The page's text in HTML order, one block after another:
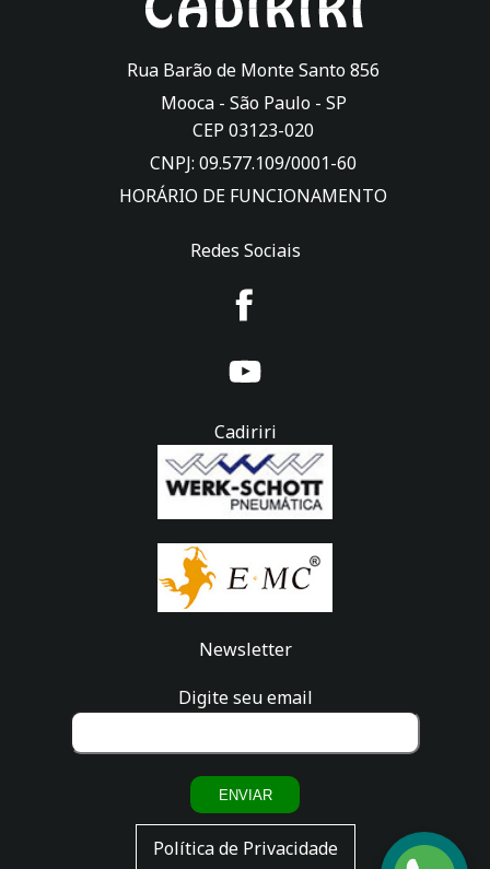
Rua Barão de Monte Santo 856
Mooca - São Paulo- SP
CEP 03123-020
CNPJ: 09.577.109/0001-60
HORÁRIO DE FUNCIONAMENTO
Redes Sociais
Cadiriri
Newsletter
Digite seu email
ENVIAR
Política de Privacidade Fale